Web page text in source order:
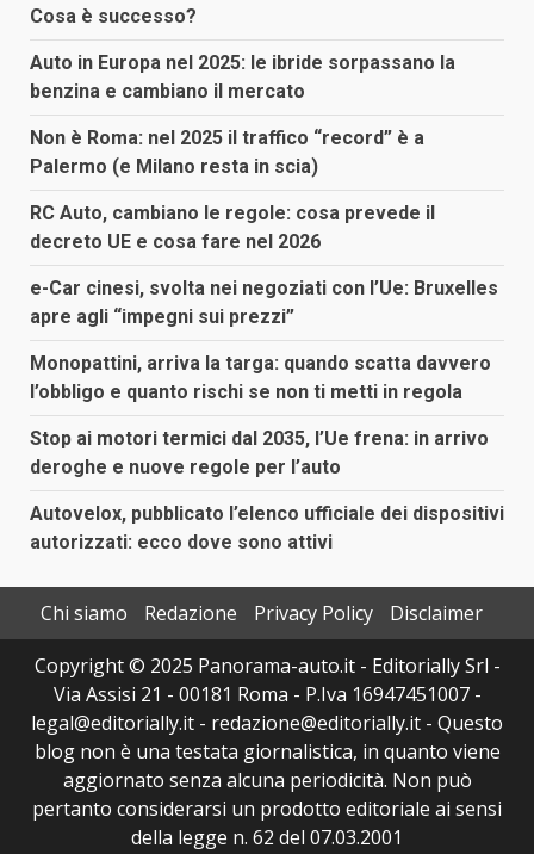
Cosa è successo?
Auto in Europa nel 2025: le ibride sorpassano la
benzina e cambiano il mercato
Non è Roma: nel 2025 il traffico “record” è a
Palermo (e Milano resta in scia)
RC Auto, cambiano le regole: cosa prevede il
decreto UE e cosa fare nel 2026
e-Car cinesi, svolta nei negoziati con l’Ue: Bruxelles
apre agli “impegni sui prezzi”
Monopattini, arriva la targa: quando scatta davvero
l’obbligo e quanto rischi se non ti metti in regola
Stop ai motori termici dal 2035, l’Ue frena: in arrivo
deroghe e nuove regole per l’auto
Autovelox, pubblicato l’elenco ufficiale dei dispositivi
autorizzati: ecco dove sono attivi
Chi siamo Redazione Privacy Policy
Disclaimer
Copyright © 2025 Panorama-auto.it - Editorially Srl -
Via Assisi 21 - 00181 Roma - P.Iva 16947451007 -
legal@editorially.it - redazione@editorially.it - Questo
blog non è una testata giornalistica, in quanto viene
aggiornato senza alcuna periodicità. Non può
pertanto considerarsi un prodotto editoriale ai sensi
della legge n. 62 del 07.03.2001